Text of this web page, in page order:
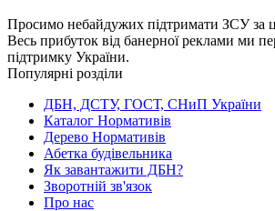
Просимо небайдужих підтримати ЗСУ за
Весь прибуток від банерної реклами ми
підтримку України.
Популярні розділи
ДБН, ДСТУ, ГОСТ, СНиП України
Каталог Нормативів
Дерево Нормативів
Абетка будівельника
Як завантажити ДБН?
Зворотній зв'язок
Про нас